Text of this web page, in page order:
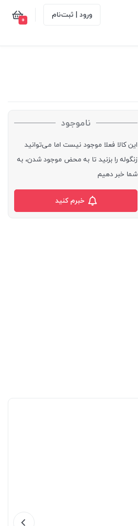
ورود | ثبت‌نام 0
ناموجود
این کالا فعلا موجود نیست اما می‌توانید
زنگوله را بزنید تا به محض موجود شدن، به
شما خبر دهیم
خبرم کنید